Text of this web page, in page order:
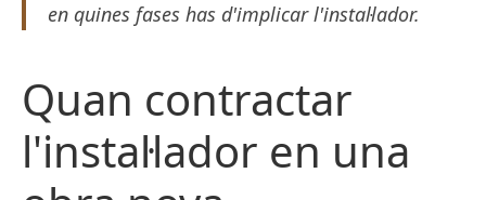
en quines fases has d'implicar l'instal·lador.
Quan contractar
l'instal·lador en una